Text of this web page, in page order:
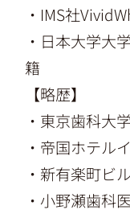
・ IMS社
・ 日本大学大
籍
【略歴】
・ 東京歯科大
・帝国ホテル
・新有楽町ビ
・ 小野瀬歯科